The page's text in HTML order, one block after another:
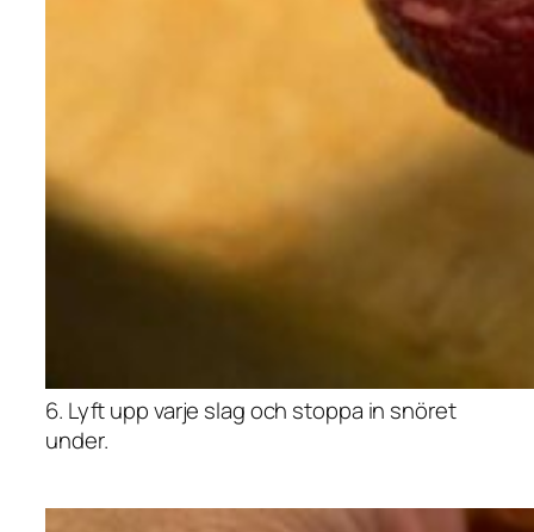
6. Lyft upp varje slag och stoppa in snöret
under.